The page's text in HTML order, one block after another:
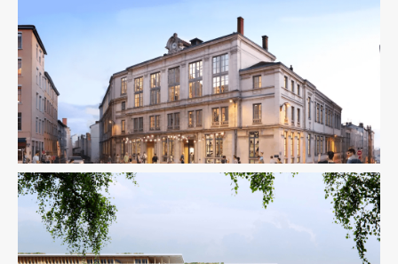
Économie De La Construction Enseignement Structure